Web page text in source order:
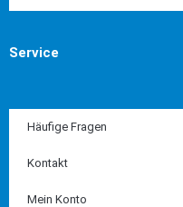
Service
Häufige Fragen
Kontakt
Mein Konto